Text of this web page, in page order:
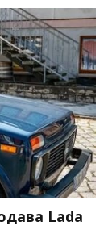
Lada